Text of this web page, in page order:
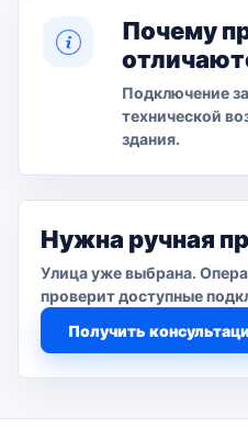
Почему
Подключение
технической
здания.
Нужна ручная
Улица уже выбрана.
проверит доступные
Получить